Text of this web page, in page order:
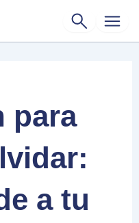
para
a tu